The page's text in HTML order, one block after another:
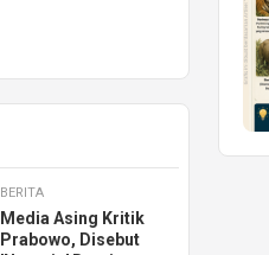
BERITA
Media Asing Kritik
Prabowo, Disebut